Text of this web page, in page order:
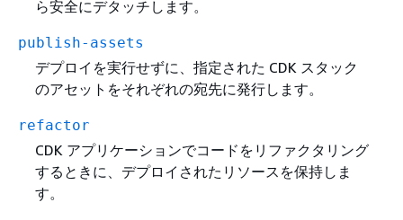
ら安全にデタッチします。
publish-assets
デプロイを実行せずに、指定された CDK スタック
のアセットをそれぞれの宛先に発行します。
refactor
CDK アプリケーションでコードをリファクタリング
するときに、デプロイされたリソースを保持しま
す。